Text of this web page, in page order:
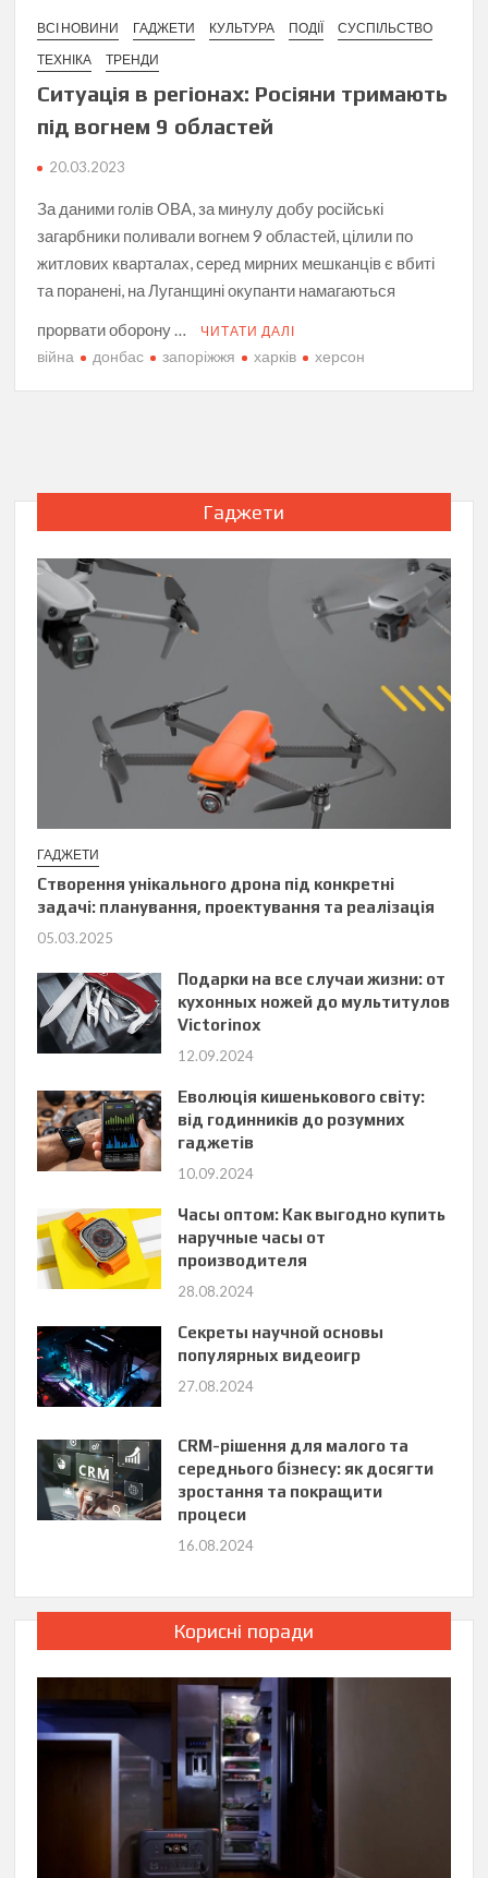
ВСІ НОВИНИ ГАДЖЕТИ КУЛЬТУРА ПОДІЇ
СУСПІЛЬСТВО
ТЕХНІКА
ТРЕНДИ
Ситуація в регіонах: Росіяни тримають
під вогнем 9 областей
20.03.2023
За даними голів ОВА, за минулу добу російські
загарбники поливали вогнем 9 областей, цілили по
житлових кварталах, серед мирних мешканців є вбиті
та поранені, на Луганщині окупанти намагаються
прорвати оборону …
ЧИТАТИ ДАЛІ
війна донбас запоріжжя харків херсон
Гаджети
ГАДЖЕТИ
Створення унікального дрона під конкретні
задачі: планування, проектування та реалізація
05.03.2025
Подарки на все случаи жизни: от
кухонных ножей до мультитулов
Victorinox
12.09.2024
Еволюція кишенькового світу:
від годинників до розумних
гаджетів
10.09.2024
Часы оптом: Как выгодно купить
наручные часы от
производителя
28.08.2024
Секреты научной основы
популярных видеоигр
27.08.2024
CRM-рішення для малого та
середнього бізнесу: як досягти
зростання та покращити
процеси
16.08.2024
Корисні поради